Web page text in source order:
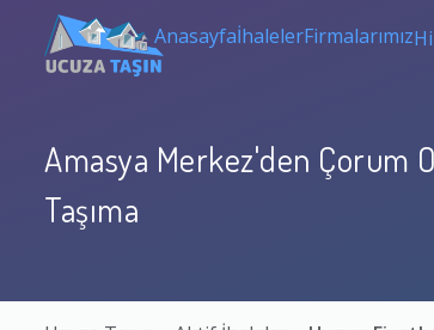
AnasayfaİhalelerFirmalarımız
Amasya Merkez'den Çorum
Taşıma